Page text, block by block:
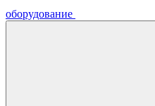
оборудование